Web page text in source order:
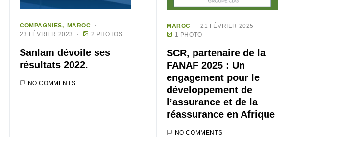
COMPAGNIES
MAROC
23 FÉVRIER 2023
2 PHOTOS
Sanlam dévoile ses
résultats 2022.
NO COMMENTS
MAROC
21 FÉVRIER 2025
1 PHOTO
SCR, partenaire de la
FANAF 2025 : Un
engagement pour le
développement de
l’assurance et de la
réassurance en Afrique
NO COMMENTS